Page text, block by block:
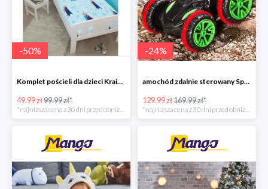
-50%
Komplet pościeli dla dzieci Kraina lodu -50%
49.99 zł99.99 zł*
-24%
amochód zdalnie sterowany Speed Surfer Top Shop -24%
129.99 zł169.99 zł*